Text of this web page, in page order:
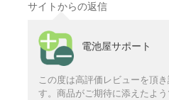
サイトからの返信
電池屋サポート
この度は高評価レビューを頂
す。商品がご期待に添えたよ